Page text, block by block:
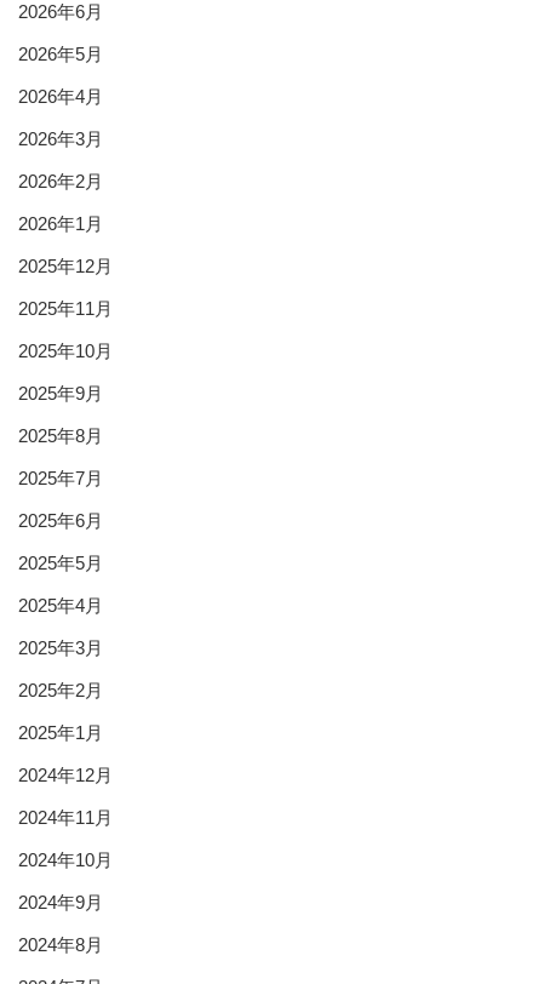
2026年6月
2026年5月
2026年4月
2026年3月
2026年2月
2026年1月
2025年12月
2025年11月
2025年10月
2025年9月
2025年8月
2025年7月
2025年6月
2025年5月
2025年4月
2025年3月
2025年2月
2025年1月
2024年12月
2024年11月
2024年10月
2024年9月
2024年8月